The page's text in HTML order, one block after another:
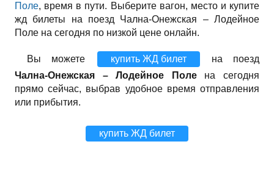
Поле, время в пути. Выберите вагон, место и купите
жд билеты на поезд Чална-Онежская – Лодейное
Поле на сегодня по низкой цене онлайн.
Вы можете купить ЖД билет
на поезд
Чална-Онежская – Лодейное Полена сегодня
прямо сейчас, выбрав удобное время отправления
или прибытия.
купить ЖД билет